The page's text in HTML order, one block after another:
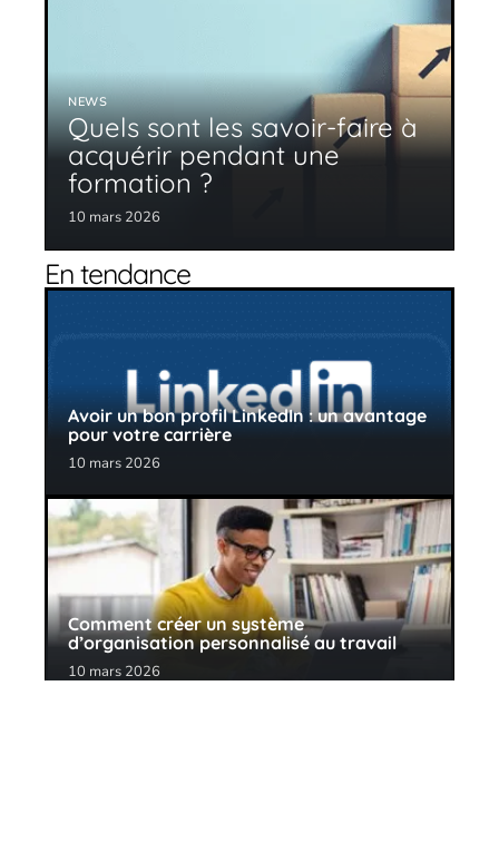
NEWS
Quels sont les savoir-faire à
acquérir pendant une
formation ?
10 mars 2026
En tendance
Avoir un bon profil LinkedIn : un avantage
pour votre carrière
10 mars 2026
Comment créer un système
d’organisation personnalisé au travail
10 mars 2026